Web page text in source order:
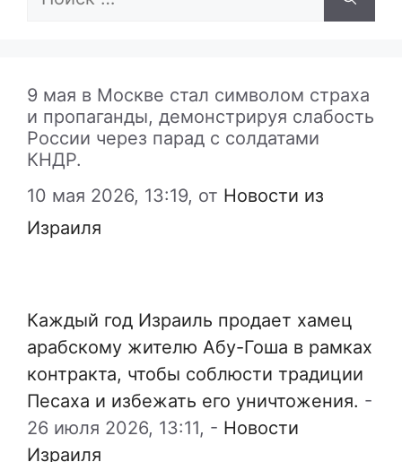
9 мая в Москве стал символом страха
и пропаганды, демонстрируя слабость
России через парад с солдатами
КНДР.
10 мая 2026, 13:19, от Новости из
Израиля
Каждый год Израиль продает хамец
арабскому жителю Абу-Гоша в рамках
контракта, чтобы соблюсти традиции
Песаха и избежать его уничтожения. -
26 июля 2026, 13:11, - Новости
Израиля